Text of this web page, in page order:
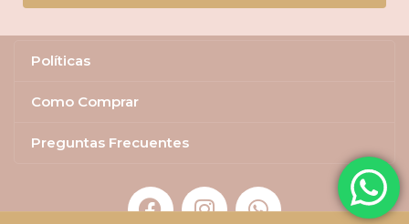
Políticas
Como Comprar
Preguntas Frecuentes